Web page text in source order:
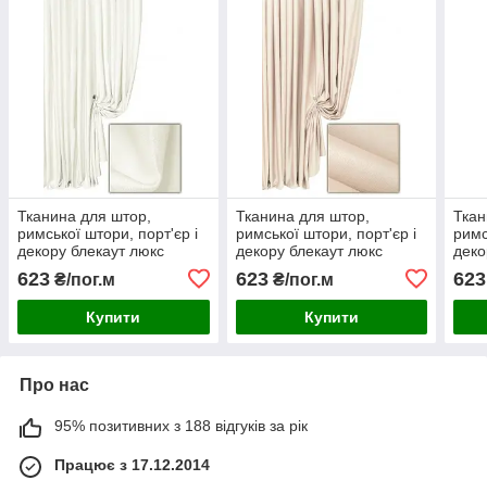
Тканина для штор,
римської штори, порт'єр і
декору блекаут люкс
623 ₴/пог.м
Купити
Тканина для штор,
римської штори, порт'єр і
декору блекаут люкс
623₴/пог.м
Купити
623
Про нас
95% позитивних з 188 відгуків за рік
Працює з 17.12.2014